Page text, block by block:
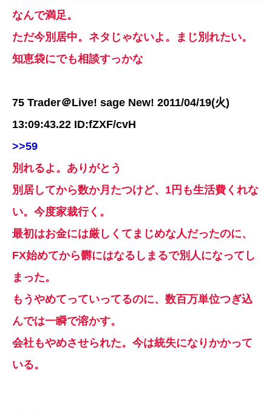
なんで満足。
ただ今別居中。ネタじゃないよ。まじ別れたい。
知恵袋にでも相談すっかな
75 Trader＠Live! sage New! 2011/04/19(火)
13:09:43.22 ID:fZXF/cvH
>>59
別れるよ。ありがとう
別居してから数か月たつけど、1円も生活費くれな
い。今度家裁行く。
最初はお金には厳しくてまじめな人だったのに、
FX始めてから欝にはなるしまるで別人になってし
まった。
もうやめてっていってるのに、数百万単位つぎ込
んでは一瞬で溶かす。
会社もやめさせられた。今は統失になりかかって
いる。